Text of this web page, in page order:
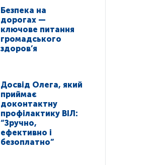
Безпека на
дорогах —
ключове питання
громадського
здоров’я
Досвід Олега, який
приймає
доконтактну
профілактику ВІЛ:
“Зручно,
ефективно і
безоплатно”